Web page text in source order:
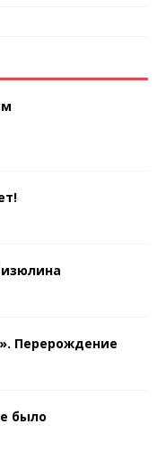
Перерождение
было